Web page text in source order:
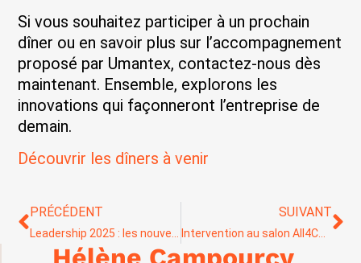
Si vous souhaitez participer à un prochain
dîner ou en savoir plus sur l’accompagnement
proposé par Umantex, contactez-nous dès
maintenant. Ensemble, explorons les
innovations qui façonneront l’entreprise de
demain.
Découvrir les dîners à venir
PRÉCÉDENT SUIVANT